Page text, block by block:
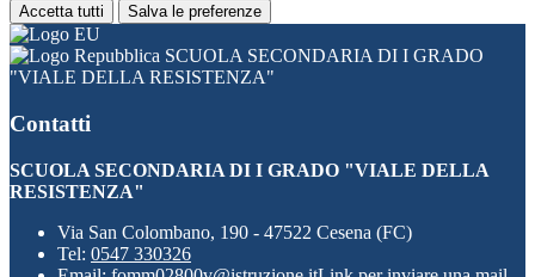
Accetta tutti Salva le preferenze
SCUOLA SECONDARIA DI I GRADO
"VIALE DELLA RESISTENZA"
Contatti
SCUOLA SECONDARIA DI I GRADO "VIALE DELLA
RESISTENZA"
Via San Colombano, 190 - 47522 Cesena (FC)
Tel: 0547 330326